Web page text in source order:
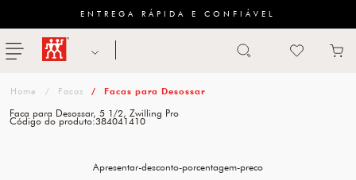
ENTREGA RÁPIDA E CONFIÁVEL
menu ZWILLING
FACAS
Facas Facas para Desossar
Faca para Desossar, 5 1/2, Zwilling Pro
Código do produto:384041410
Apresentar-desconto-porcentagem-preco